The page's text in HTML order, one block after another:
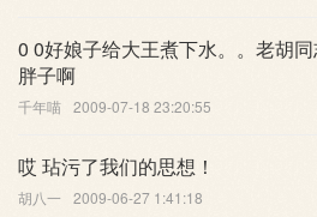
0 0好娘子给大王煮下水。。老胡
胖子啊
千年喵 2009-07-18 23:20:55
哎 玷污了我们的思想！
胡八一 2009-06-27 1:41:18